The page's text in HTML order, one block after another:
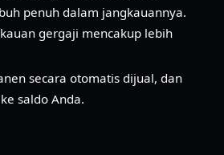
penuh dalam jangkauannya.
gergaji mencakup lebih
secara otomatis dijual, dan
saldo Anda.